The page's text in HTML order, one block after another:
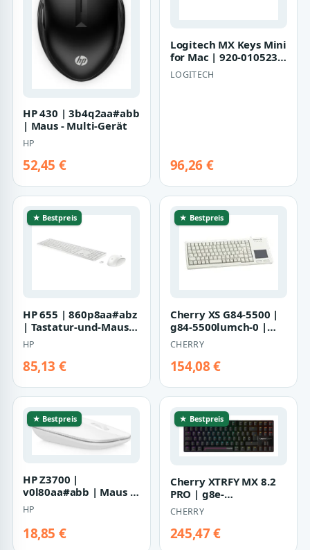
HP 430 | 3b4q2aa#abb
| Maus - Multi-Gerät
HP
52,45 €
Logitech MX Keys Mini
for Mac | 920-010523 |
Tastatur -
hinterleuchtet
LOGITECH
96,26 €
★ Bestpreis
HP 655 | 860p8aa#abz
| Tastatur-und-Maus-
Set - kabellos
HP
85,13 €
★ Bestpreis
Cherry XS G84-5500 |
g84-5500lumch-0 |
Tastatur - USB
CHERRY
154,08 €
★ Bestpreis
HP Z3700 |
v0l80aa#abb | Maus -
kabellos
HP
18,85 €
★ Bestpreis
Cherry XTRFY MX 8.2
PRO | g8e-
3885hacagb-2 |
Tastatur - TMR
CHERRY
245,47 €